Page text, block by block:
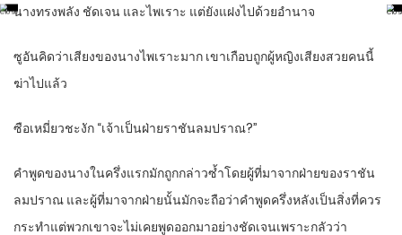
นางทรงพลัง ชัดเจน และไพเราะ แต่ยังแฝงไปด้วยอำนาจ
ซูอันคิดว่าเสียงของนางไพเราะมาก เขาเกือบถูกผู้หญิงเสียงสวยคนนี้
ฆ่าไปแล้ว
ซือเหมี่ยวชะงัก “เจ้าเป็นฝ่ายราชันลมปราณ?”
คำพูดของนางในครึ่งแรกมักถูกกล่าวซ้ำโดยผู้ที่มาจากฝ่ายของราชัน
ลมปราณ และผู้ที่มาจากฝ่ายนั้นมักจะถือว่าคำพูดครึ่งหลังเป็นสิ่งที่ควร
กระทำแต่พวกเขาจะไม่เคยพูดออกมาอย่างชัดเจนเพราะกลัวว่า